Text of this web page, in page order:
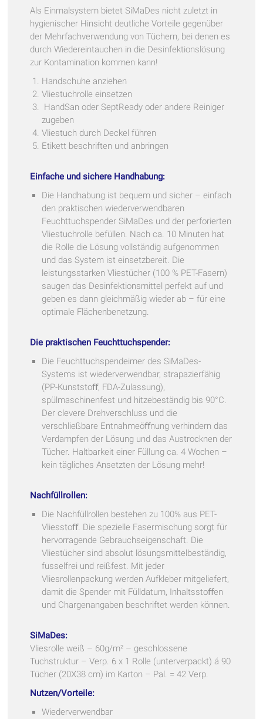
Als Einmalsystem bietet SiMaDes nicht zuletzt in
hygienischer Hinsicht deutliche Vorteile gegenüber
der Mehrfachverwendung von Tüchern, bei denen es
durch Wiedereintauchen in die Desinfektionslösung
zur Kontamination kommen kann!
Handschuhe anziehen
Vliestuchrolle einsetzen
HandSan oder SeptReady oder andere Reiniger
zugeben
Vliestuch durch Deckel führen
Etikett beschriften und anbringen
Einfache und sichere Handhabung:
Die Handhabung ist bequem und sicher – einfach
den praktischen wiederverwendbaren
Feuchttuchspender SiMaDes und der perforierten
Vliestuchrolle befüllen. Nach ca. 10 Minuten hat
die Rolle die Lösung vollständig aufgenommen
und das System ist einsetzbereit. Die
leistungsstarken Vliestücher (100 % PET-Fasern)
saugen das Desinfektionsmittel perfekt auf und
geben es dann gleichmäßig wieder ab – für eine
optimale Flächenbenetzung.
Die praktischen Feuchttuchspender:
Die Feuchttuchspendeimer des SiMaDes-
Systems ist wiederverwendbar, strapazierfähig
(PP-Kunststoﬀ, FDA-Zulassung),
spülmaschinenfest und hitzebeständig bis 90°C.
Der clevere Drehverschluss und die
verschließbare Entnahmeöﬀnung verhindern das
Verdampfen der Lösung und das Austrocknen der
Tücher. Haltbarkeit einer Füllung ca. 4 Wochen –
kein tägliches Ansetzten der Lösung mehr!
Nachfüllrollen:
Die Nachfüllrollen bestehen zu 100% aus PET-
Vliesstoﬀ. Die spezielle Fasermischung sorgt für
hervorragende Gebrauchseigenschaft. Die
Vliestücher sind absolut lösungsmittelbeständig,
fusselfrei und reißfest. Mit jeder
Vliesrollenpackung werden Aufkleber mitgeliefert,
damit die Spender mit Fülldatum, Inhaltsstoﬀen
und Chargenangaben beschriftet werden können.
SiMaDes:
Vliesrolle weiß – 60g/m² – geschlossene
Tuchstruktur – Verp. 6 x 1 Rolle (unterverpackt) á 90
Tücher (20X38 cm) im Karton – Pal. = 42 Verp.
Nutzen/Vorteile:
Wiederverwendbar